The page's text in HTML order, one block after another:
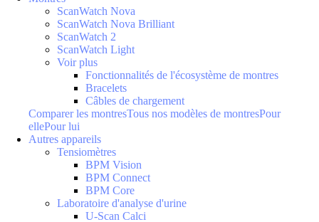
ScanWatch Nova
ScanWatch Nova Brilliant
ScanWatch 2
ScanWatch Light
Voir plus
Fonctionnalités de l'écosystème de montres
Bracelets
Câbles de chargement
Comparer les montresTous nos modèles de montresPour
ellePour lui
Autres appareils
Tensiomètres
BPM Vision
BPM Connect
BPM Core
Laboratoire d'analyse d'urine
U-Scan Calci